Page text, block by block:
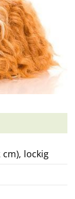
cm), lockig